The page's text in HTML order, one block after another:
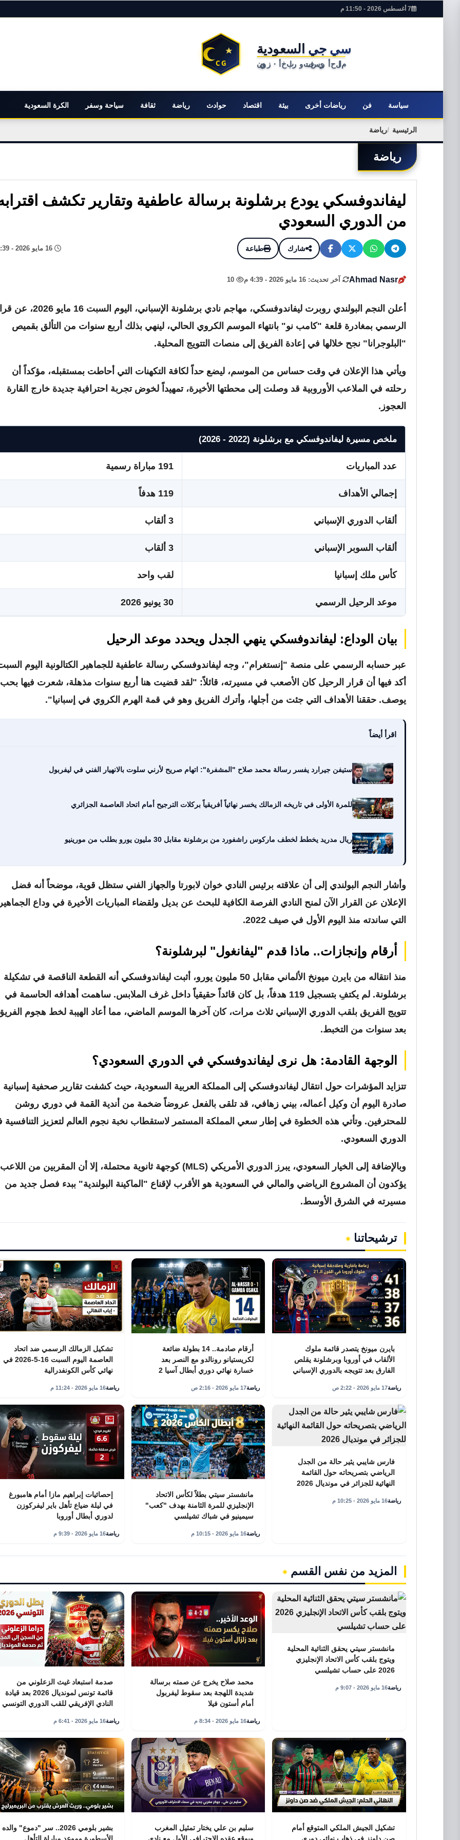
7 أغسطس 2026 - 11:50 م
سياسة فن رياضات أخرى بيئة اقتصاد حوادث رياضة ثقافة سياحة وسفر الكرة السعودية
الرئيسية رياضة
رياضة
ليفاندوفسكي يودع برشلونة برسالة عاطفية وتقارير تكشف
من الدوري السعودي
شارك طباعة
Ahmad Nasr آخر تحديث: 16 مايو 2026 - 4:39 م
أعلن النجم البولندي روبرت ليفاندوفسكي، مهاجم نادي برشلونة الإسباني، اليوم
الرسمي بمغادرة قلعة "كامب نو" بانتهاء الموسم الكروي الحالي، لينهي بذلك أربع سنوات من التألق بقميص
"البلوجرانا" نجح خلالها في إعادة الفريق إلى منصات التتويج المحلية.
ويأتي هذا الإعلان في وقت حساس من الموسم، ليضع حداً لكافة التكهنات التي أحاطت بمستقبله، مؤكداً أن
رحلته في الملاعب الأوروبية قد وصلت إلى محطتها الأخيرة، تمهيداً لخوض تجربة احترافية جديدة خارج القارة
العجوز.
ملخص مسيرة ليفاندوفسكي مع برشلونة (2022 - 2026)
عدد المباريات 191 مباراة رسمية
إجمالي الأهداف 119 هدفاً
ألقاب الدوري الإسباني 3 ألقاب
ألقاب السوبر الإسباني 3 ألقاب
كأس ملك إسبانيا لقب واحد
موعد الرحيل الرسمي 30 يونيو 2026
بيان الوداع: ليفاندوفسكي ينهي الجدل ويحدد موعد الرحيل
عبر حسابه الرسمي على منصة "إنستغرام"، وجه ليفاندوفسكي رسالة عاطفية للجماهير الكتالونية اليوم
أكد فيها أن قرار الرحيل كان الأصعب في مسيرته، قائلاً: "لقد قضيت هنا أربع سنوات مذهلة، شعرت فيها بحب
يوصف. حققنا الأهداف التي جئت من أجلها، وأترك الفريق وهو في قمة الهرم الكروي في إسبانيا".
اقرأ أيضاً
ستيفن جيرارد يفسر رسالة محمد صلاح "المشفرة": اتهام صريح لأرني سلوت بالانهيار الفني في ليفربول
للمرة الأولى في تاريخه الزمالك يخسر نهائياً أفريقياً بركلات الترجيح أمام اتحاد العاصمة الجزائري
ريال مدريد يخطط لخطف ماركوس راشفورد من برشلونة مقابل 30 مليون يورو بطلب من مورينيو
وأشار النجم البولندي إلى أن علاقته برئيس النادي خوان لابورتا والجهاز الفني ستظل قوية، موضحاً أنه فضل
الإعلان عن القرار الآن لمنح النادي الفرصة الكافية للبحث عن بديل ولقضاء المباريات الأخيرة في وداع
التي ساندته منذ اليوم الأول في صيف 2022.
أرقام وإنجازات.. ماذا قدم "ليفانغول" لبرشلونة؟
منذ انتقاله من بايرن ميونخ الألماني مقابل 50 مليون يورو، أثبت ليفاندوفسكي أنه القطعة الناقصة في تشكيلة
برشلونة. لم يكتفِ بتسجيل 119 هدفاً، بل كان قائداً حقيقياً داخل غرف الملابس. ساهمت أهدافه الحاسمة في
تتويج الفريق بلقب الدوري الإسباني ثلاث مرات، كان آخرها الموسم الماضي، مما أعاد الهيبة لخط هجوم
بعد سنوات من التخبط.
الوجهة القادمة: هل نرى ليفاندوفسكي في الدوري السعودي؟
تتزايد المؤشرات حول انتقال ليفاندوفسكي إلى المملكة العربية السعودية، حيث كشفت تقارير صحفية إسبانية
صادرة اليوم أن وكيل أعماله، بيني زهافي، قد تلقى بالفعل عروضاً ضخمة من أندية القمة في دوري روشن
للمحترفين. وتأتي هذه الخطوة في إطار سعي المملكة المستمر لاستقطاب نخبة نجوم العالم لتعزيز
الدوري السعودي.
وبالإضافة إلى الخيار السعودي، يبرز الدوري الأمريكي (MLS) كوجهة ثانوية محتملة، إلا أن المقربين من اللاعب
يؤكدون أن المشروع الرياضي والمالي في السعودية هو الأقرب لإقناع "الماكينة البولندية" ببدء فصل جديد من
مسيرته في الشرق الأوسط.
ترشيحاتنا
بايرن ميونخ يتصدر قائمة ملوك
الألقاب في أوروبا وبرشلونة يقلص
الفارق بعد تتويجه بالدوري الإسباني
رياضة17 مايو 2026 - 2:22 ص
أرقام صادمة.. 14 بطولة ضائعة
لكريستيانو رونالدو مع النصر بعد
خسارة نهائي دوري أبطال آسيا 2
رياضة17 مايو 2026 - 2:16 ص
تشكيل الزمالك الرسمي ضد اتحاد
العاصمة اليوم السبت 16-5-2026 في
نهائي كأس الكونفدرالية
رياضة16 مايو 2026 - 11:24 م
فارس شايبي يثير حالة من الجدل
الرياضي بتصريحاته حول القائمة
النهائية للجزائر في مونديال 2026
رياضة16 مايو 2026 - 10:25 م
مانشستر سيتي بطلاً لكأس الاتحاد
الإنجليزي للمرة الثامنة بهدف "كعب"
سيمينيو في شباك تشيلسي
رياضة16 مايو 2026 - 10:15 م
إحصائيات إبراهيم مازا أمام هامبورغ
في ليلة ضياع تأهل باير ليفركوزن
لدوري أبطال أوروبا
رياضة16 مايو 2026 - 9:39 م
المزيد من نفس القسم
مانشستر سيتي يحقق الثنائية المحلية
ويتوج بلقب كأس الاتحاد الإنجليزي
2026 على حساب تشيلسي
رياضة16 مايو 2026 - 9:07 م
محمد صلاح يخرج عن صمته برسالة
شديدة اللهجة بعد سقوط ليفربول
أمام أستون فيلا
رياضة16 مايو 2026 - 8:34 م
صدمة استبعاد غيث الزعلوني من
قائمة تونس لمونديال 2026 بعد قيادة
النادي الإفريقي للقب الدوري التونسي
رياضة16 مايو 2026 - 6:41 م
تشكيل الجيش الملكي المتوقع أمام
سليم بن علي يختار تمثيل المغرب
بشير بلومي 2026.. سر "دموع" والده